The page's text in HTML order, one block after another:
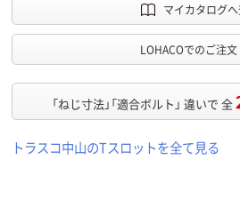
マイカタログ
LOHACOでのご注文
「ねじ寸法」「適合ボルト」 違いで 全
トラスコ中山のTスロットを全て見る